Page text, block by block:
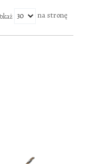
na stronę